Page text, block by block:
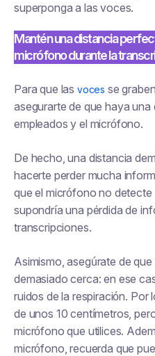
superponga a las voces.
Mantén una distancia
micrófono durante la
Para que las voces se
asegurarte de que haya una
empleados y el micrófono.
De hecho, una distancia
hacerte perder mucha
que el micrófono no detecte
supondría una pérdida de
transcripciones.
Asimismo, asegúrate de
demasiado cerca: en ese
ruidos de la respiración. Por
de unos 10 centímetros,
micrófono que utilices.
micrófono, recuerda que